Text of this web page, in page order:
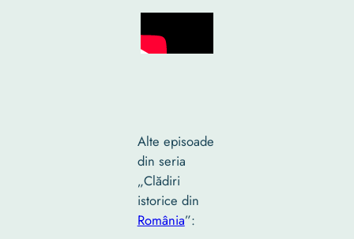
Alte episoade
din seria
„Clădiri
istorice din
România”: